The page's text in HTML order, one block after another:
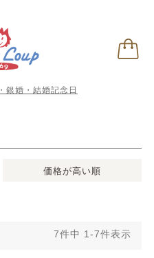
銀婚・結婚記念日
価格が高い順
7件中 1-7件表示